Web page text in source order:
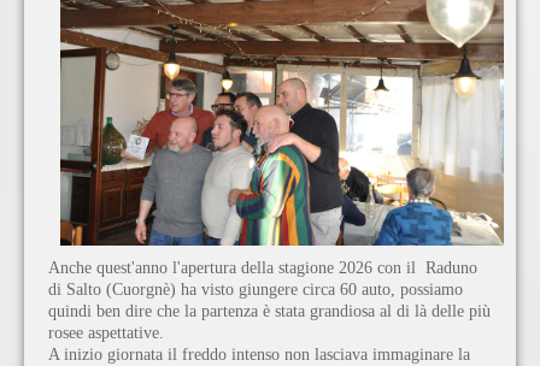
Anche quest'anno l'apertura della stagione 2026 con il Raduno
di Salto (Cuorgnè) ha visto giungere circa 60 auto, possiamo
quindi ben dire che la partenza è stata grandiosa al di là delle più
rosee aspettative.
A inizio giornata il freddo intenso non lasciava immaginare la